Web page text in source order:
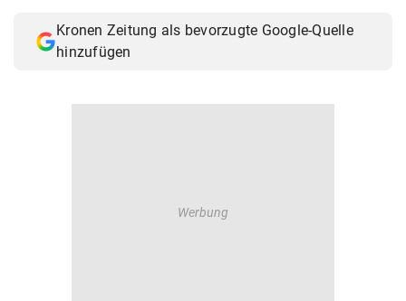
Kronen Zeitung als bevorzugte Google-Quelle
hinzufügen